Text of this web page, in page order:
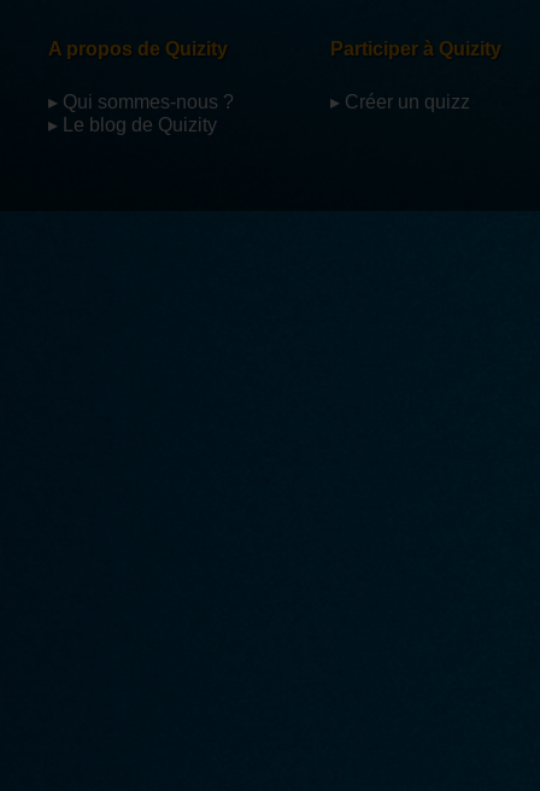
A propos de Quizity
▸ Qui sommes-nous ?
▸ Le blog de Quizity
Participer à Quizity
▸ Créer un quizz